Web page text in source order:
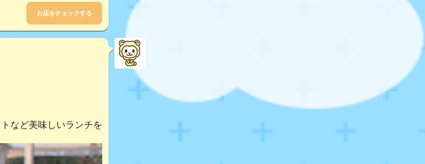
お店をチェックする
など美味しいランチを